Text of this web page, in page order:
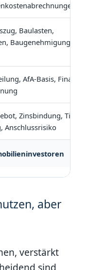
Baulasten,
Baugenehmigungen
AfA-Basis,
Zinsbindung,
Anschlussrisiko
aber
verstärkt
sind